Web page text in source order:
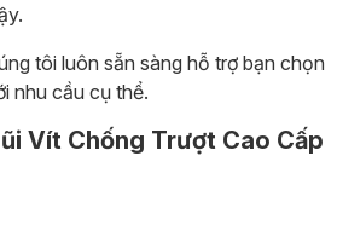
tôi luôn sẵn sàng hỗ trợ bạn chọn
nhu cầu cụ thể.
Vít Chống Trượt Cao Cấp